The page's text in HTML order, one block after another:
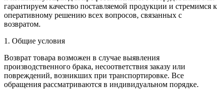
гарантируем качество поставляемой продукции и стремимся к
оперативному решению всех вопросов, связанных с
возвратом.
1. Общие условия
Возврат товара возможен в случае выявления
производственного брака, несоответствия заказу или
повреждений, возникших при транспортировке. Все
обращения рассматриваются в индивидуальном порядке.